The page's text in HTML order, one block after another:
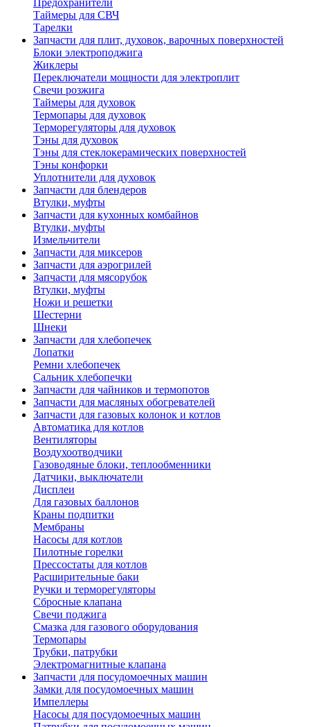
Предохранители
Таймеры для СВЧ
Тарелки
Запчасти для плит, духовок, варочных поверхностей
Блоки электроподжига
Жиклеры
Переключатели мощности для электроплит
Свечи розжига
Таймеры для духовок
Термопары для духовок
Терморегуляторы для духовок
Тэны для духовок
Тэны для стеклокерамических поверхностей
Тэны конфорки
Уплотнители для духовок
Запчасти для блендеров
Втулки, муфты
Запчасти для кухонных комбайнов
Втулки, муфты
Измельчители
Запчасти для миксеров
Запчасти для аэрогрилей
Запчасти для мясорубок
Втулки, муфты
Ножи и решетки
Шестерни
Шнеки
Запчасти для хлебопечек
Лопатки
Ремни хлебопечек
Сальник хлебопечки
Запчасти для чайников и термопотов
Запчасти для масляных обогревателей
Запчасти для газовых колонок и котлов
Автоматика для котлов
Вентиляторы
Воздухоотводчики
Газоводяные блоки, теплообменники
Датчики, выключатели
Дисплеи
Для газовых баллонов
Краны подпитки
Мембраны
Насосы для котлов
Пилотные горелки
Прессостаты для котлов
Расширительные баки
Ручки и терморегуляторы
Сбросные клапана
Свечи поджига
Смазка для газового оборудования
Термопары
Трубки, патрубки
Электромагнитные клапана
Запчасти для посудомоечных машин
Замки для посудомоечных машин
Импеллеры
Насосы для посудомоечных машин